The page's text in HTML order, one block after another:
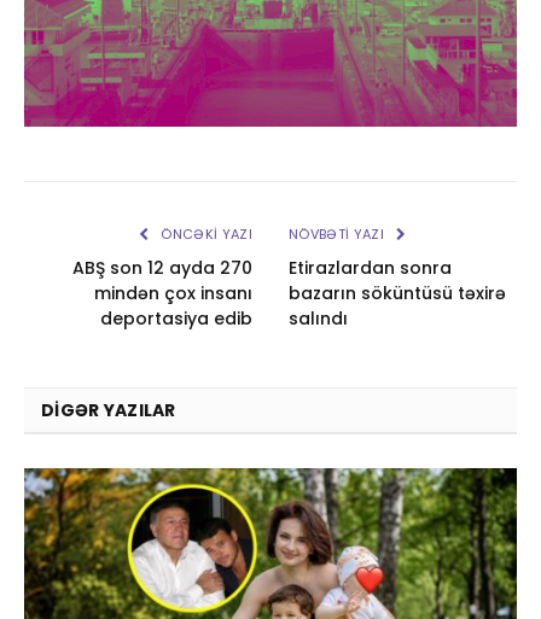
ÖNCƏKI YAZI
ABŞ son 12 ayda 270
mindən çox insanı
deportasiya edib
NÖVBƏTI YAZI
Etirazlardan sonra
bazarın söküntüsü təxirə
salındı
DIGƏR YAZILAR